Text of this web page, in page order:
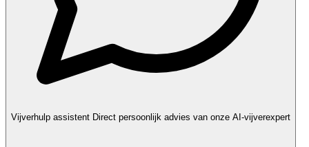
Vijverhulp assistent Direct persoonlijk advies van onze AI-vijverexpert